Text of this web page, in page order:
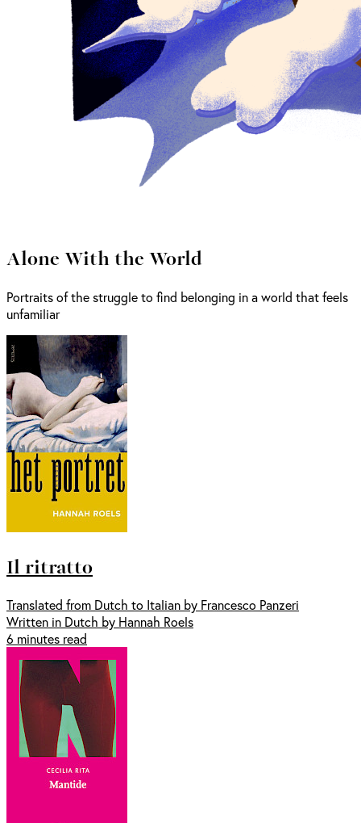
Alone With the World
Portraits of the struggle to find belonging in a world that feels
unfamiliar
Il ritratto
Translated from Dutch to Italian by Francesco Panzeri
Written in Dutch by Hannah Roels
6 minutes read